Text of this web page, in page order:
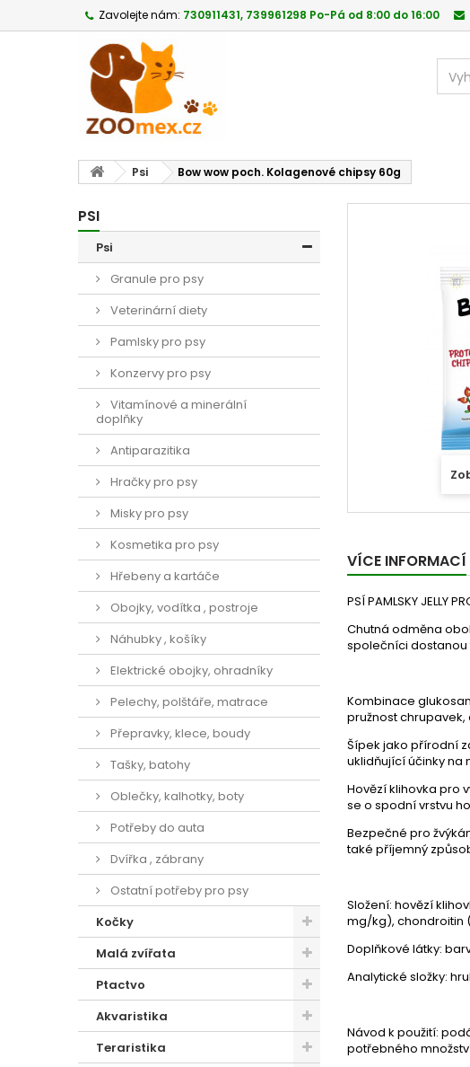
Zavolejte nám: 730911431, 739961298 Po-Pá od 8:00 do 16:00
Psi Bow wow poch. Kolagenové chipsy 60g
PSI
Psi
Granule pro psy
Veterinární diety
Pamlsky pro psy
Konzervy pro psy
Vitamínové a minerální
doplňky
Antiparazitika
Hračky pro psy
Misky pro psy
Kosmetika pro psy
Hřebeny a kartáče
Obojky, vodítka , postroje
Náhubky , košíky
Elektrické obojky, ohradníky
Pelechy, polštáře, matrace
Přepravky, klece, boudy
Tašky, batohy
Oblečky, kalhotky, boty
Potřeby do auta
Dvířka , zábrany
Ostatní potřeby pro psy
Kočky
Malá zvířata
Ptactvo
Akvaristika
Teraristika
VÍCE INFORMACÍ
PSÍ PAMLSKY JELLY
Chutná odměna
společníci dostanou
Kombinace
pružnost
Šípek jako přírodní
uklidňující účinky na
Hovězí klihovka pro
se o spodní vrstvu
Bezpečné pro
také příjemný
Složení: hovězí
mg/kg), chondroitin
Doplňkové látky:
Analytické složky:
Návod k použití:
potřebného